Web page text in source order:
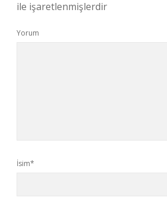
ile işaretlenmişlerdir
Yorum
İsim*